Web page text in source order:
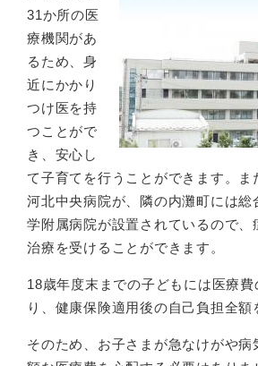
31か所の医
療機関があ
るため、身
近にかかり
つけ医を持
つことがで
き、安心し
て子育てを行うことができます。ま
河北中央病院が、隣の内灘町には総
学附属病院が設置されているので、
治療を受けることができます。
18歳年度末までの子どもには医療
り、健康保険適用後の自己負担全額
そのため、お子さまが急なけがや病